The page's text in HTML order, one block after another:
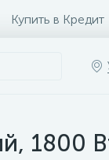
Купить в Кредит
1800